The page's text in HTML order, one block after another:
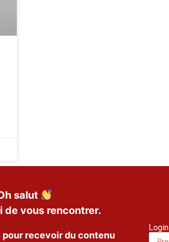
salut
de vous rencontrer.
recevoir du contenu
Login